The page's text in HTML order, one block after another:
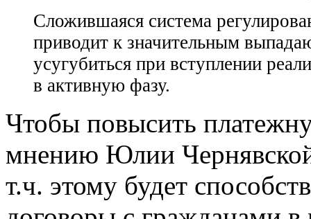
Сложившаяся система
приводит к значительным
усугубиться при вступлении
в активную фазу.
Чтобы повысить
мнению Юлии
т.ч. этому будет